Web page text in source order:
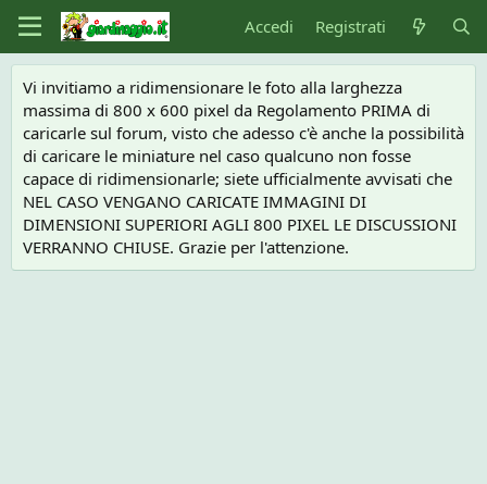
Accedi Registrati
Vi invitiamo a ridimensionare le foto alla larghezza
massima di 800 x 600 pixel da Regolamento PRIMA di
caricarle sul forum, visto che adesso c'è anche la possibilità
di caricare le miniature nel caso qualcuno non fosse
capace di ridimensionarle; siete ufficialmente avvisati che
NEL CASO VENGANO CARICATE IMMAGINI DI
DIMENSIONI SUPERIORI AGLI 800 PIXEL LE DISCUSSIONI
VERRANNO CHIUSE. Grazie per l'attenzione.